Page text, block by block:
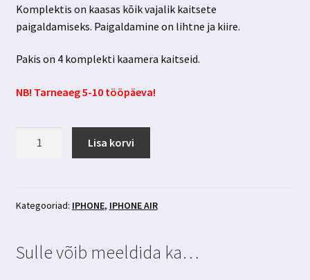
Komplektis on kaasas kõik vajalik kaitsete
paigaldamiseks. Paigaldamine on lihtne ja kiire.
Pakis on 4 komplekti kaamera kaitseid.
NB! Tarneaeg 5-10 tööpäeva!
3MK
kogus
Lisa korvi
Kategooriad: IPHONE, IPHONE AIR
Sulle võib meeldida ka…